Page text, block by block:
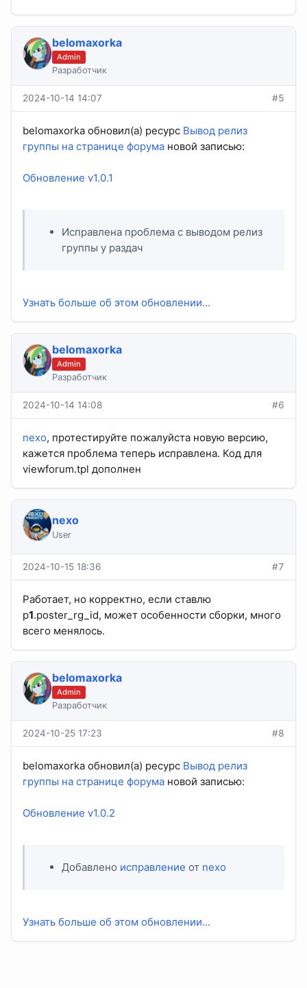
belomaxorka
Admin
Разработчик
2024-10-14 14:07 #5
belomaxorka обновил(а) ресурс Вывод релиз
группы на странице форума новой записью:
Обновление v1.0.1
Исправлена проблема с выводом релиз
группы у раздач
Узнать больше об этом обновлении...
belomaxorka
Admin
Разработчик
2024-10-14 14:08 #6
nexo, протестируйте пожалуйста новую версию,
кажется проблема теперь исправлена. Код для
viewforum.tpl дополнен
nexo
User
2024-10-15 18:36 #7
Работает, но корректно, если ставлю
p1.poster_rg_id, может особенности сборки, много
всего менялось.
belomaxorka
Admin
Разработчик
2024-10-25 17:23 #8
belomaxorka обновил(а) ресурс Вывод релиз
группы на странице форума новой записью:
Обновление v1.0.2
Добавлено исправление от nexo
Узнать больше об этом обновлении...